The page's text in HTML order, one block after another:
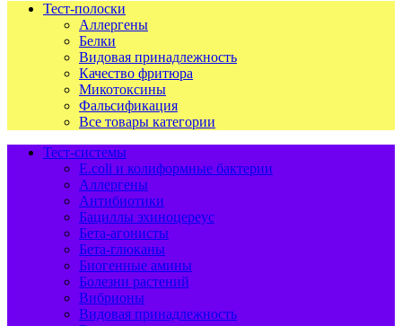
Тест-полоски
Аллергены
Белки
Видовая принадлежность
Качество фритюра
Микотоксины
Фальсификация
Все товары категории
Тест-системы
E.coli и колиформные бактерии
Аллергены
Антибиотики
Бациллы эхиноцереус
Бета-агонисты
Бета-глюканы
Биогенные амины
Болезни растений
Вибрионы
Видовая принадлежность